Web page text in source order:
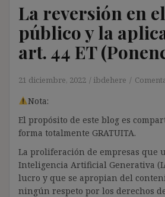
La reversión en
público y la
art. 44 ET
21 diciembre, 2022 ibdehere
Nota:
El propósito de este blog es
forma totalmente GRATUITA.
La proliferación de empresas que
Inteligencia Artificial Generativa
lucro y que se apropian del
ningún respeto por los derechos